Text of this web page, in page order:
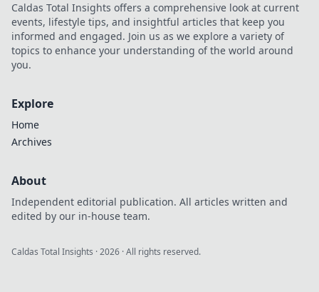
Caldas Total Insights offers a comprehensive look at current
events, lifestyle tips, and insightful articles that keep you
informed and engaged. Join us as we explore a variety of
topics to enhance your understanding of the world around
you.
Explore
Home
Archives
About
Independent editorial publication. All articles written and
edited by our in-house team.
Caldas Total Insights ·2026 · All rights reserved.